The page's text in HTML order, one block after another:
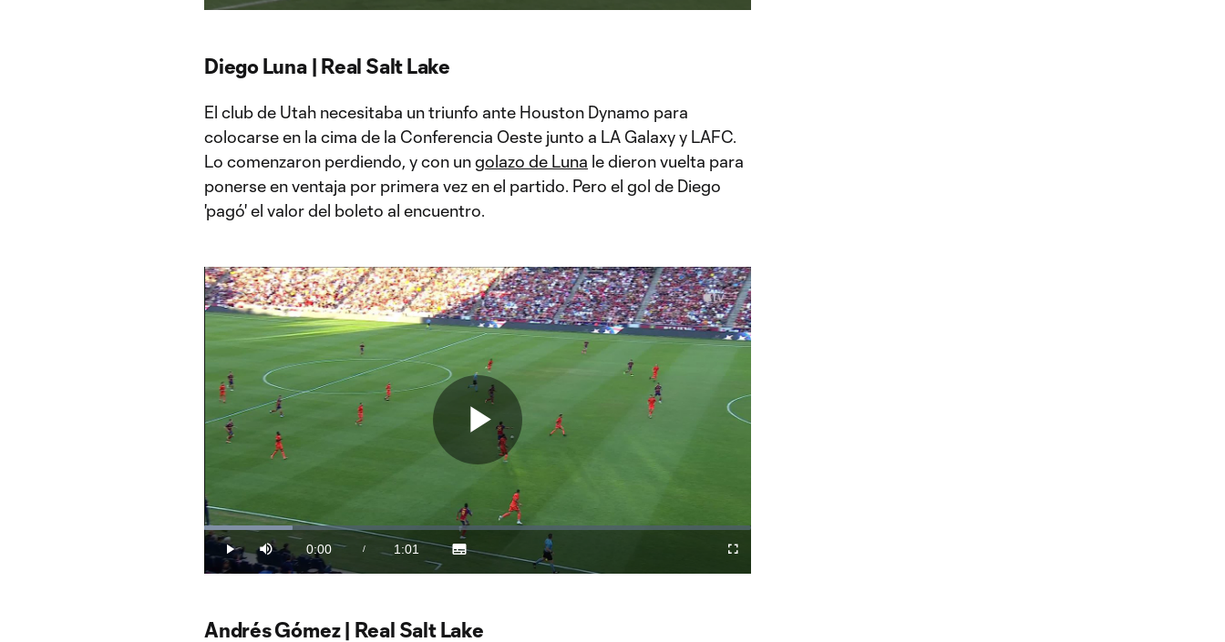
Time
Diego Luna | Real Salt Lake
El club de Utah necesitaba un triunfo ante Houston Dynamo para
colocarse en la cima de la Conferencia Oeste junto a LA Galaxy y LAFC.
Lo comenzaron perdiendo, y con ungolazo de Luna le dieron vuelta para
ponerse en ventaja por primera vez en el partido. Pero el gol de Diego
'pagó' el valor del boleto al encuentro.
Play
Video
Play Mute
Current
Time
0:00 /
Duration
1:01
Loaded:
Subtitles
Fullscreen
Andrés Gómez | Real Salt Lake